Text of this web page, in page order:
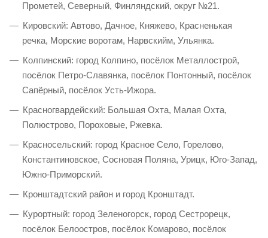
Прометей, Северный, Финляндский, округ №21.
Кировский: Автово, Дачное, Княжево, Красненькая
речка, Морские воротам, Нарвскийм, Ульянка.
Колпинский: город Колпино, посёлок Металлострой,
посёлок Петро-Славянка, посёлок Понтонный, посёлок
Сапёрный, посёлок Усть-Ижора.
Красногвардейский: Большая Охта, Малая Охта,
Полюстрово, Пороховые, Ржевка.
Красносельский: город Красное Село, Горелово,
Константиновское, Сосновая Поляна, Урицк, Юго-Запад,
Южно-Приморский.
Кронштадтский район и город Кронштадт.
Курортный: город Зеленогорск, город Сестрорецк,
посёлок Белоостров, посёлок Комарово, посёлок